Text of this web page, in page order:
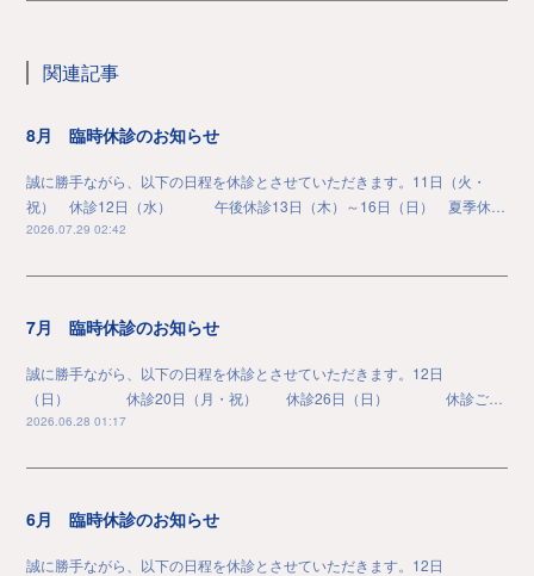
関連記事
8月 臨時休診のお知らせ
誠に勝手ながら、以下の日程を休診とさせていただきます。11日（火・
祝） 休診12日（水） 午後休診13日（木）～16日（日） 夏季休…
2026.07.29 02:42
7月 臨時休診のお知らせ
誠に勝手ながら、以下の日程を休診とさせていただきます。12日
（日） 休診20日（月・祝） 休診26日（日） 休診ご…
2026.06.28 01:17
6月 臨時休診のお知らせ
誠に勝手ながら、以下の日程を休診とさせていただきます。12日